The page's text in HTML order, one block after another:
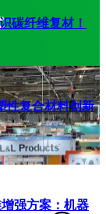
碳纤维复材！
性复合材料创新
强方案：机器